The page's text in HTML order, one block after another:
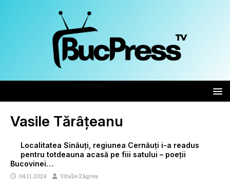
Vasile Tărâțeanu
Localitatea Sinăuți, regiunea Cernăuți i-a readus
pentru totdeauna acasă pe fiii satului – poeții
Bucovinei…
04.11.2024 Vitalie Zâgrea